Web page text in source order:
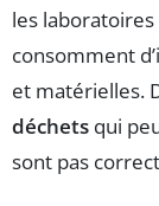
les
consomment
et matérielles.
déchets qui
sont pas